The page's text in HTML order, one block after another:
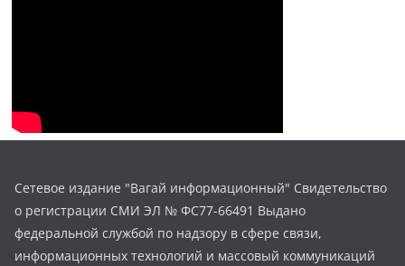
Сетевое издание "Вагай информационный" Свидетельство
о регистрации СМИ ЭЛ № ФС77-66491 Выдано
федеральной службой по надзору в сфере связи,
информационных технологий и массовый коммуникаций